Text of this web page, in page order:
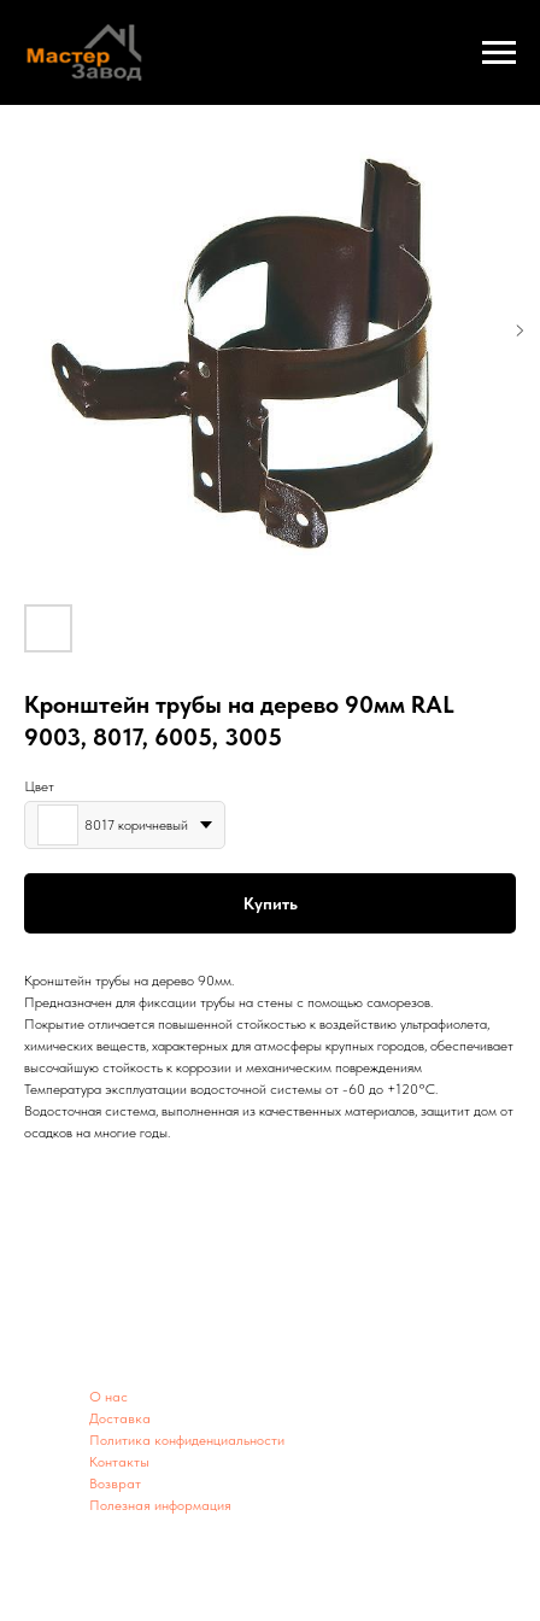
Кронштейн трубы на дерево 90мм RAL
9003, 8017, 6005, 3005
Цвет
8017 коричневый
Купить
Кронштейн трубы на дерево 90мм.
Предназначен для фиксации трубы на стены с помощью саморезов.
Покрытие отличается повышенной стойкостью к воздействию ультрафиолета,
химических веществ, характерных для атмосферы крупных городов, обеспечивает
высочайшую стойкость к коррозии и механическим повреждениям
Температура эксплуатации водосточной системы от -60 до +120°C.
Водосточная система, выполненная из качественных материалов, защитит дом от
осадков на многие годы.
O нас
Доставка
Политика конфиденциальности
Контакты
Возврат
Полезная информация